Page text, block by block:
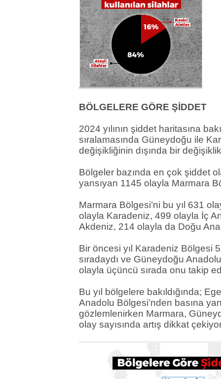
BÖLGELERE GÖRE ŞİDDET
2024 yılının şiddet haritasına
sıralamasında Güneydoğu ile
değişikliğinin dışında bir
Bölgeler bazında en çok şiddet
yansıyan 1145 olayla Marmara
Marmara Bölgesi’ni bu yıl 631
olayla Karadeniz, 499 olayla İç
Akdeniz, 214 olayla da Doğu
Bir öncesi yıl Karadeniz Bölgesi
sıradaydı ve Güneydoğu
olayla üçüncü sırada onu takip
Bu yıl bölgelere bakıldığında;
Anadolu Bölgesi’nden basına
gözlemlenirken Marmara,
olay sayısında artış dikkat